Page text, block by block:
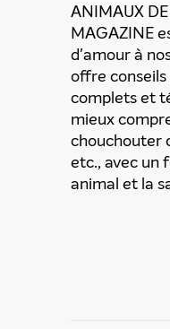
ANIMAUX
MAGAZINE
d'amour à
offre
complets et
mieux
chouchouter
etc., avec un
animal et la